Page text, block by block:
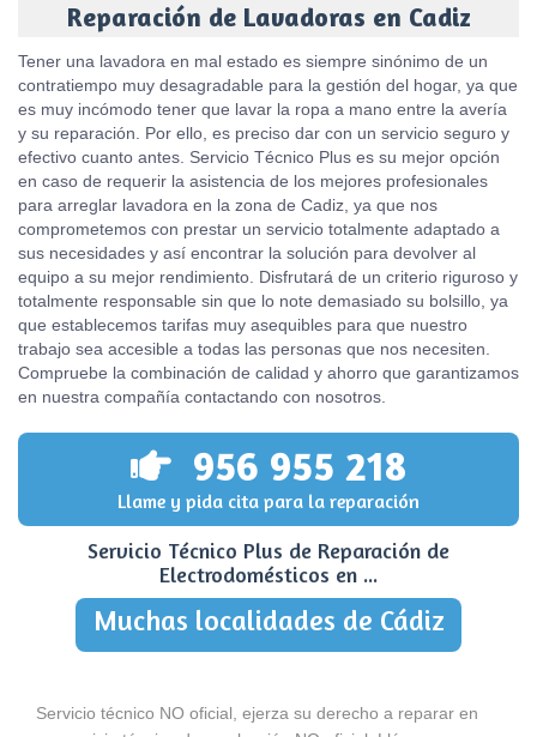
Reparación de Lavadoras en Cadiz
Tener una lavadora en mal estado es siempre sinónimo de un
contratiempo muy desagradable para la gestión del hogar, ya que
es muy incómodo tener que lavar la ropa a mano entre la avería
y su reparación. Por ello, es preciso dar con un servicio seguro y
efectivo cuanto antes. Servicio Técnico Plus es su mejor opción
en caso de requerir la asistencia de los mejores profesionales
para arreglar lavadora en la zona de Cadiz, ya que nos
comprometemos con prestar un servicio totalmente adaptado a
sus necesidades y así encontrar la solución para devolver al
equipo a su mejor rendimiento. Disfrutará de un criterio riguroso y
totalmente responsable sin que lo note demasiado su bolsillo, ya
que establecemos tarifas muy asequibles para que nuestro
trabajo sea accesible a todas las personas que nos necesiten.
Compruebe la combinación de calidad y ahorro que garantizamos
en nuestra compañía contactando con nosotros.
956 955 218
Llame y pida cita para la reparación
Servicio Técnico Plus de Reparación de
Electrodomésticos en ...
Muchas localidades de Cádiz
Servicio técnico NO oficial, ejerza su derecho a reparar en